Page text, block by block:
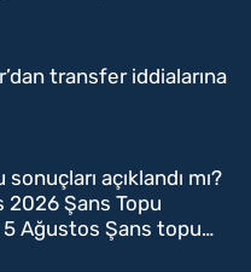
transfer iddialarına
açıklandı mı?
2026 Şans Topu
5 Ağustos Şans topu